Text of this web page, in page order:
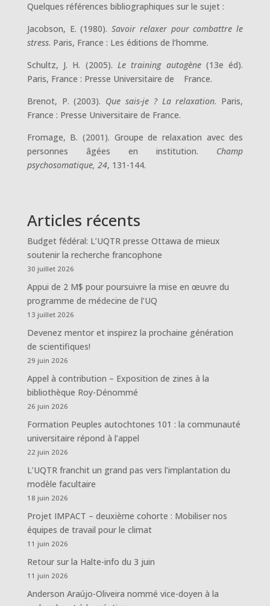
Quelques références bibliographiques sur le sujet :
Jacobson, E. (1980).Savoir relaxer pour combattre le
stress. Paris, France : Les éditions de l’homme.
Schultz, J. H. (2005). Le training autogène (13e éd).
Paris, France : Presse Universitaire de France.
Brenot, P. (2003). Que sais-je ? La relaxation. Paris,
France : Presse Universitaire de France.
Fromage, B. (2001). Groupe de relaxation avec des
personnes âgées en institution. Champ
psychosomatique, 24, 131-144.
Articles récents
Budget fédéral: L’UQTR presse Ottawa de mieux
soutenir la recherche francophone
30 juillet 2026
Appui de 2 M$ pour poursuivre la mise en œuvre du
programme de médecine de l’UQ
13 juillet 2026
Devenez mentor et inspirez la prochaine génération
de scientifiques!
29 juin 2026
Appel à contribution – Exposition de zines à la
bibliothèque Roy-Dénommé
26 juin 2026
Formation Peuples autochtones 101 : la communauté
universitaire répond à l’appel
22 juin 2026
L’UQTR franchit un grand pas vers l’implantation du
modèle facultaire
18 juin 2026
Projet IMPACT – deuxième cohorte : Mobiliser nos
équipes de travail pour le climat
11 juin 2026
Retour sur la Halte-info du 3 juin
11 juin 2026
Anderson Araújo-Oliveira nommé vice-doyen à la